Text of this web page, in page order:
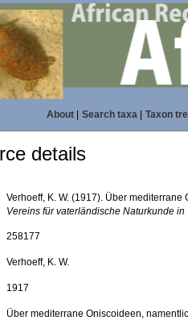
About| Search taxa| Taxon
details
Verhoeff, K. W. (1917). Über
Vereins für vaterländische Naturkunde in
258177
Verhoeff, K. W.
1917
Über mediterrane Oniscoideen,